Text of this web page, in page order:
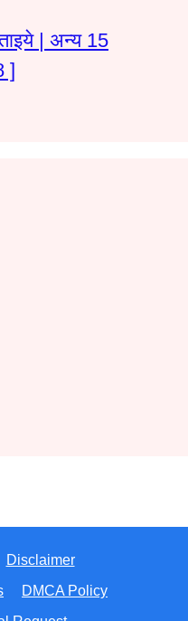
| अन्य 15
]
Disclaimer
DMCA Policy